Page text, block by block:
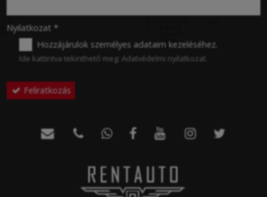
-
-
Nyilatkozat *
Hozzájárulok személyes adataim kezeléséhez.
Ide kattintva tekinthető meg: Adatvédelmi nyilatkozat
Feliratkozás
      